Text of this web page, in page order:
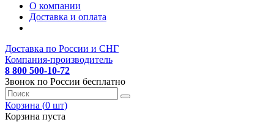
О компании
Доставка и оплата
Доставка по России и СНГ
Компания-производитель
8 800 500-10-72
Звонок по России бесплатно
Корзина (0 шт)
Корзина пуста